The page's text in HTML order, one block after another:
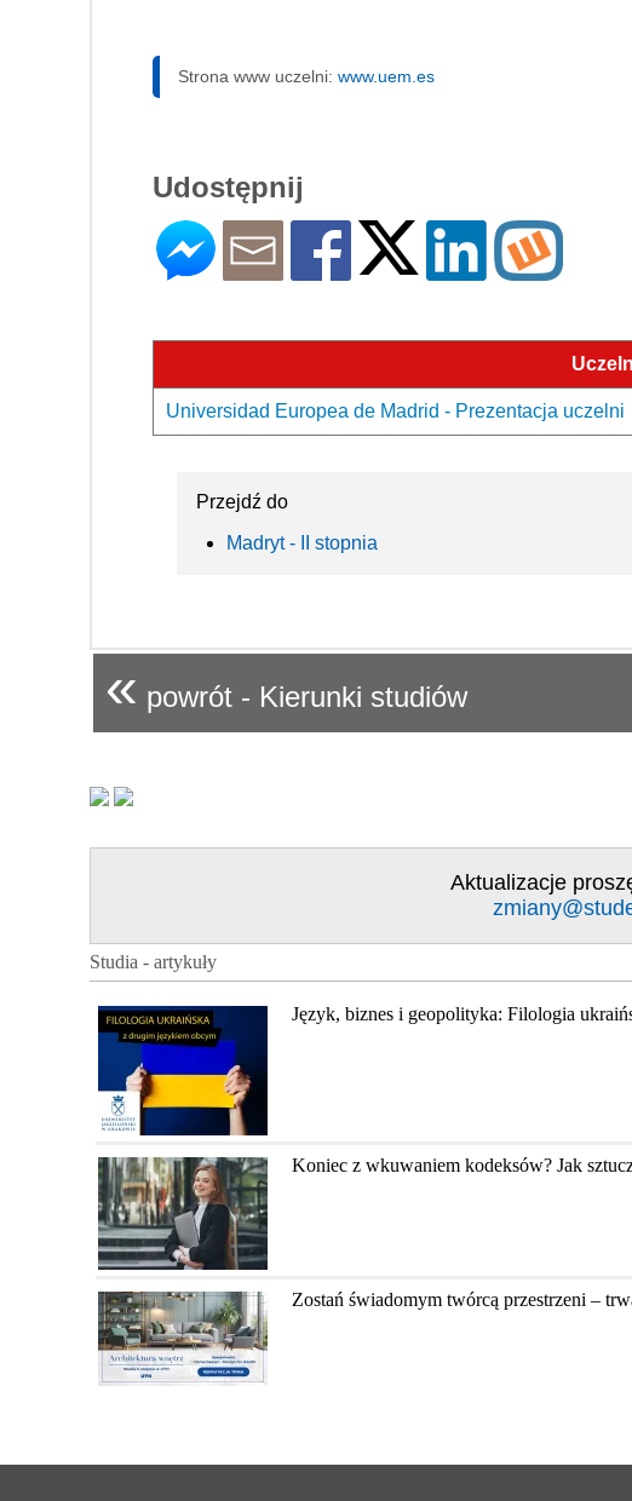
Strona www uczelni: www.uem.es
Udostępnij
Universidad Europea de Madrid - Prezentacja uczelni
Przejdź do
Madryt - II stopnia
« powrót - Kierunki studiów
Aktualizacje
Studia - artykuły
Język, biznes i geopolityka: Filologia
Koniec z wkuwaniem kodeksów? Jak
Zostań świadomym twórcą przestrzeni –